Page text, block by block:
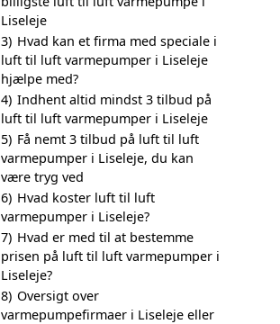
Liseleje
3) Hvad kan et firma med speciale i
luft til luft varmepumper i Liseleje
hjælpe med?
4) Indhent altid mindst 3 tilbud på
luft til luft varmepumper i Liseleje
5) Få nemt 3 tilbud på luft til luft
varmepumper i Liseleje, du kan
være tryg ved
6) Hvad koster luft til luft
varmepumper i Liseleje?
7) Hvad er med til at bestemme
prisen på luft til luft varmepumper i
Liseleje?
8) Oversigt over
varmepumpefirmaer i Liseleje eller